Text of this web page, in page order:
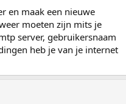
en maak een nieuwe
moeten zijn mits je
server, gebruikersnaam
heb je van je internet